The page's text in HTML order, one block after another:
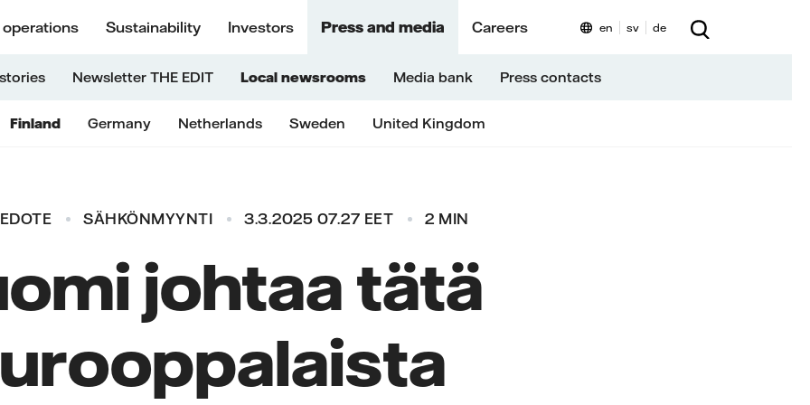
operations Sustainability Investors Press and media Careers
Newsletter THE EDIT Local newsrooms Media bank Press contacts
Finland Germany Netherlands Sweden United Kingdom
en sv de
SÄHKÖNMYYNTI 3.3.2025 07.27 EET 2 MIN
johtaa tätä